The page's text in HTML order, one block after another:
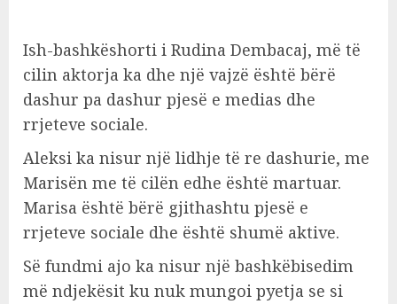
Ish-bashkëshorti i Rudina Dembacaj, më të
cilin aktorja ka dhe një vajzë është bërë
dashur pa dashur pjesë e medias dhe
rrjeteve sociale.
Aleksi ka nisur një lidhje të re dashurie, me
Marisën me të cilën edhe është martuar.
Marisa është bërë gjithashtu pjesë e
rrjeteve sociale dhe është shumë aktive.
Së fundmi ajo ka nisur një bashkëbisedim
më ndjekësit ku nuk mungoi pyetja se si